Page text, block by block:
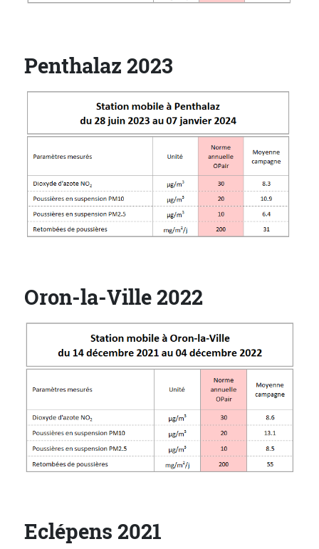
Penthalaz 2023
Oron-la-Ville 2022
Eclépens 2021